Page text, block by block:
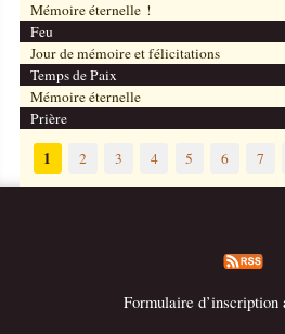
Mémoire éternelle !
Feu
Jour de mémoire et félicitations
Temps de Paix
Mémoire éternelle
Prière
1 2 3 4 5 6 7
Formulaire d’inscription